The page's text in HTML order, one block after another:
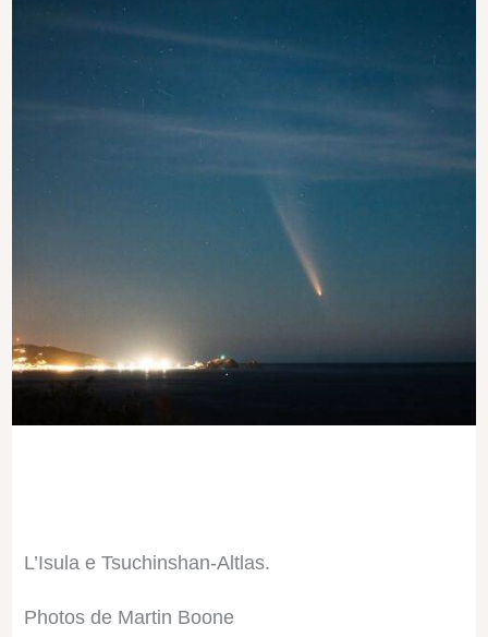
L’Isula e Tsuchinshan-Altlas.
Photos de Martin Boone